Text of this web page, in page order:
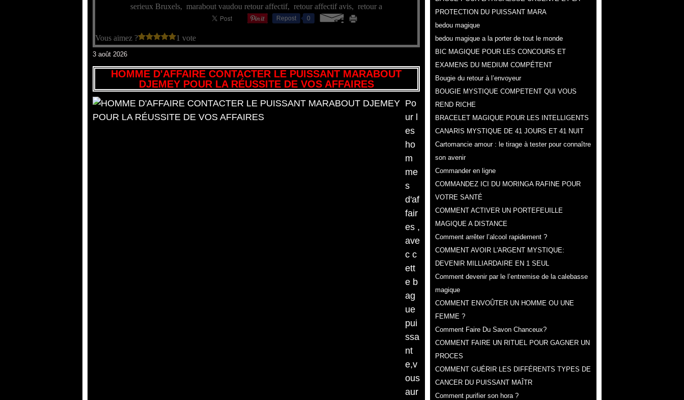
serieux Bruxels,marabout vaudou retour affectif,retour affectif avis,retour a
Repost 0
Vous aimez ? 1 vote
3 août 2026
HOMME D'AFFAIRE CONTACTER LE PUISSANT MARABOUT
DJEMEY POUR LA RÉUSSITE DE VOS AFFAIRES
Po
ur l
es
ho
m
me
s
d'af
fair
es ,
ave
c c
ett
e b
ag
ue
pui
ssa
nt
e,v
ous
aur
PROTECTION DU PUISSANT MARA
bedou magique
bedou magique a la porter de tout le monde
BIC MAGIQUE POUR LES CONCOURS ET
EXAMENS DU MEDIUM COMPÉTENT
Bougie du retour à l’envoyeur
BOUGIE MYSTIQUE COMPETENT QUI VOUS
REND RICHE
BRACELET MAGIQUE POUR LES INTELLIGENTS
CANARIS MYSTIQUE DE 41 JOURS ET 41 NUIT
Cartomancie amour : le tirage à tester pour connaître
son avenir
Commander en ligne
COMMANDEZ ICI DU MORINGA RAFINE POUR
VOTRE SANTÉ
COMMENT ACTIVER UN PORTEFEUILLE
MAGIQUE A DISTANCE
Comment arrêter l’alcool rapidement ?
COMMENT AVOIR L'ARGENT MYSTIQUE:
DEVENIR MILLIARDAIRE EN 1 SEUL
Comment devenir par le l’entremise de la calebasse
magique
COMMENT ENVOÛTER UN HOMME OU UNE
FEMME ?
Comment Faire Du Savon Chanceux?
COMMENT FAIRE UN RITUEL POUR GAGNER UN
PROCES
​COMMENT GUÉRIR LES DIFFÉRENTS TYPES DE
CANCER DU PUISSANT MAÎTR
Comment purifier son hora ?